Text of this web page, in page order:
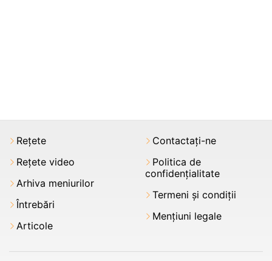
Rețete
Rețete video
Arhiva meniurilor
Întrebări
Articole
Contactați-ne
Politica de
confidențialitate
Termeni şi condiții
Mențiuni legale